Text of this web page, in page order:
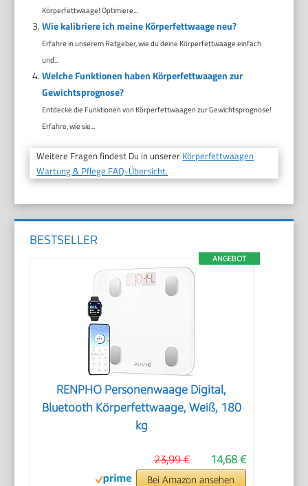
Körperfettwaage! Optimiere...
Wie kalibriere ich meine Körperfettwaage neu?
Erfahre in unserem Ratgeber, wie du deine Körperfettwaage einfach
und...
Welche Funktionen haben Körperfettwaagen zur
Gewichtsprognose?
Entdecke die Funktionen von Körperfettwaagen zur Gewichtsprognose!
Erfahre, wie sie...
Weitere Fragen findest Du in unserer Körperfettwaagen
Wartung & Pflege FAQ-Übersicht.
BESTSELLER
ANGEBOT
RENPHO Personenwaage Digital,
Bluetooth Körperfettwaage, Weiß, 180
kg
14,68 €
23,99 €
Bei Amazon ansehen